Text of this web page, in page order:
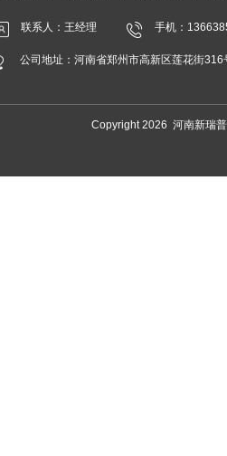
联系人：王经理 手机：
公司地址：河南省郑州市高新区莲花街316
Copyright 2026 河南新瑞